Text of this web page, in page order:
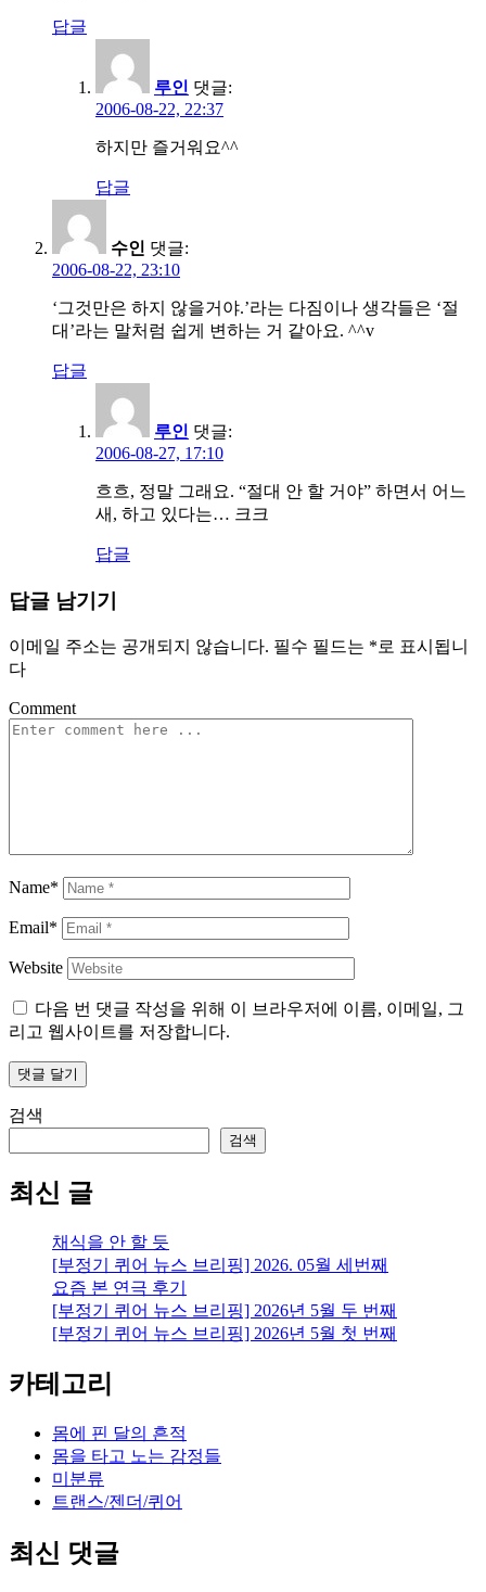
답글
루인 댓글:
2006-08-22, 22:37
하지만 즐거워요^^
답글
수인 댓글:
2006-08-22, 23:10
‘그것만은 하지 않을거야.’라는 다짐이나 생각들은 ‘절
대’라는 말처럼 쉽게 변하는 거 같아요. ^^v
답글
루인 댓글:
2006-08-27, 17:10
흐흐, 정말 그래요. “절대 안 할 거야” 하면서 어느
새, 하고 있다는… 크크
답글
답글 남기기
이메일 주소는 공개되지 않습니다. 필수 필드는 *로 표시됩니
다
Comment
Name*
Email*
Website
다음 번 댓글 작성을 위해 이 브라우저에 이름, 이메일, 그
리고 웹사이트를 저장합니다.
검색
검색
최신 글
채식을 안 할 듯
[부정기 퀴어 뉴스 브리핑] 2026. 05월 세번째
요즘 본 연극 후기
[부정기 퀴어 뉴스 브리핑] 2026년 5월 두 번째
[부정기 퀴어 뉴스 브리핑] 2026년 5월 첫 번째
카테고리
몸에 핀 달의 흔적
몸을 타고 노는 감정들
미분류
트랜스/젠더/퀴어
최신 댓글